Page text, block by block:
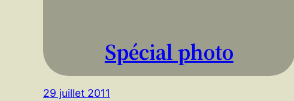
Spécial photo
29 juillet 2011